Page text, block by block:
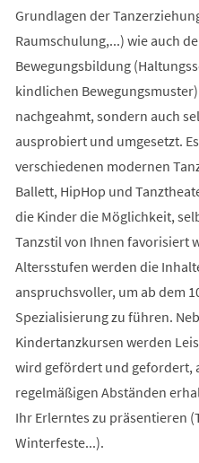
Grundlagen der
Raumschulung,...) wie auch
Bewegungsbildung
kindlichen
nachgeahmt, sondern auch
ausprobiert und umgesetzt.
verschiedenen modernen
Ballett, HipHop und
die Kinder die Möglichkeit,
Tanzstil von Ihnen favorisiert
Altersstufen werden die
anspruchsvoller, um ab dem
Spezialisierung zu führen.
Kindertanzkursen werden
wird gefördert und gefordert,
regelmäßigen Abständen
Ihr Erlerntes zu präsentieren
Winterfeste...).